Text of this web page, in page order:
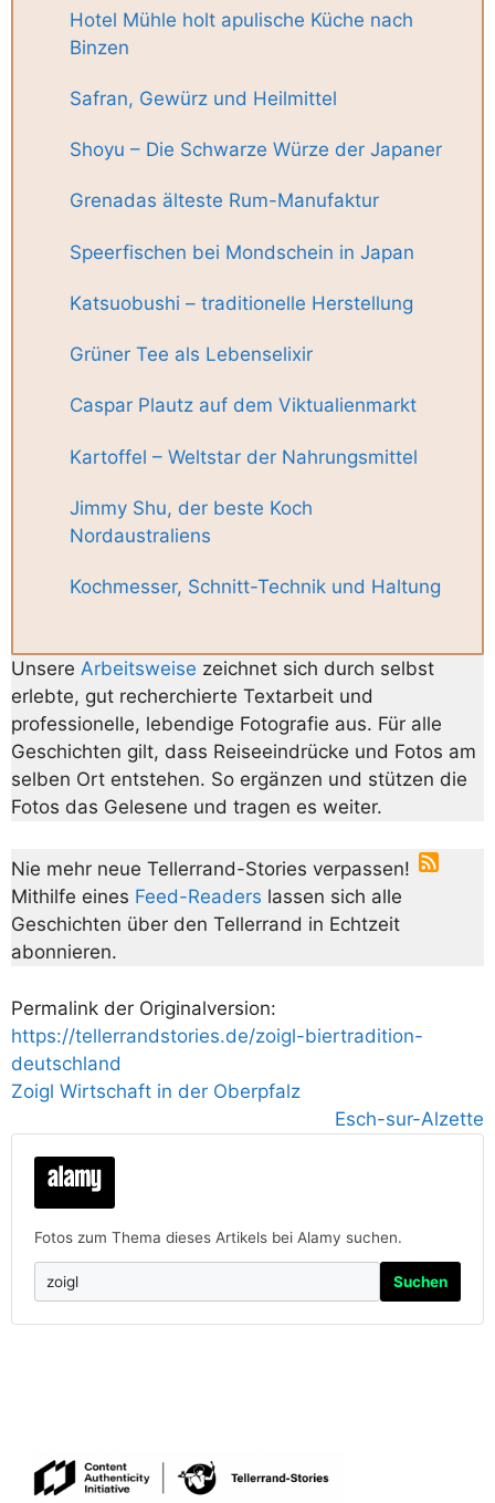
Hotel Mühle holt apulische Küche nach
Binzen
Safran, Gewürz und Heilmittel
Shoyu – Die Schwarze Würze der Japaner
Grenadas älteste Rum-Manufaktur
Speerfischen bei Mondschein in Japan
Katsuobushi – traditionelle Herstellung
Grüner Tee als Lebenselixir
Caspar Plautz auf dem Viktualienmarkt
Kartoffel – Weltstar der Nahrungsmittel
Jimmy Shu, der beste Koch
Nordaustraliens
Kochmesser, Schnitt-Technik und Haltung
Unsere Arbeitsweise zeichnet sich durch selbst
erlebte, gut recherchierte Textarbeit und
professionelle, lebendige Fotografie aus. Für alle
Geschichten gilt, dass Reiseeindrücke und Fotos am
selben Ort entstehen. So ergänzen und stützen die
Fotos das Gelesene und tragen es weiter.
Nie mehr neue Tellerrand-Stories verpassen!
Mithilfe eines Feed-Readers lassen sich alle
Geschichten über den Tellerrand in Echtzeit
abonnieren.
Permalink der Originalversion:
https://tellerrandstories.de/zoigl-biertradition-
deutschland
Zoigl Wirtschaft in der Oberpfalz
Esch-sur-Alzette
Fotos zum Thema dieses Artikels bei Alamy suchen.
Suchen